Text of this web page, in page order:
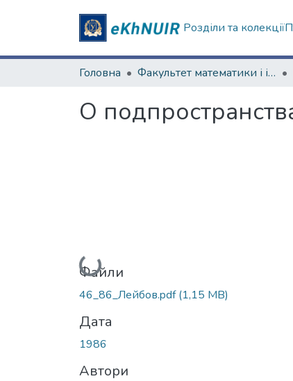
Розділи та колекції
Головна Факультет математики і інформатики
О
Вантажиться...
Файли
46_86_Лейбов.pdf(1,15 MB)
Дата
1986
Автори